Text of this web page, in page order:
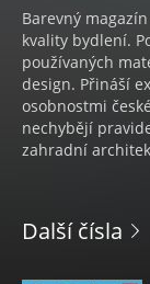
Barevný
kvality bydlení.
používaných
design. Přináší
osobnostmi
nechybějí
zahradní
Další čísla